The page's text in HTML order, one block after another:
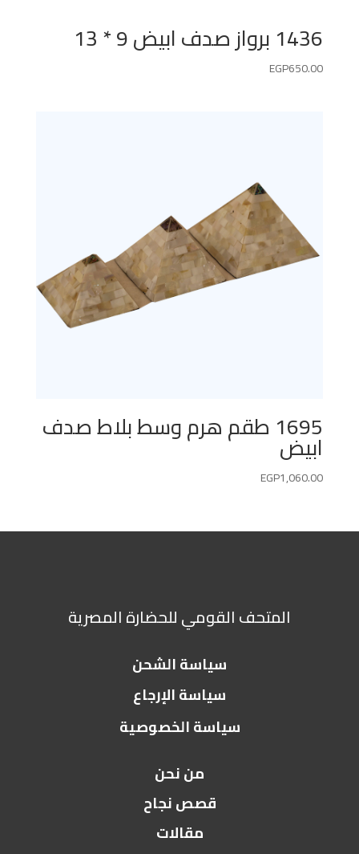
1436 برواز صدف ابيض 9 * 13
EGP650.00
1695 طقم هرم وسط بلاط صدف
ابيض
EGP1,060.00
المتحف القومي للحضارة المصرية
سياسة الشحن
سياسة الإرجاع
سياسة الخصوصية
من نحن
قصص نجاح
مقالات